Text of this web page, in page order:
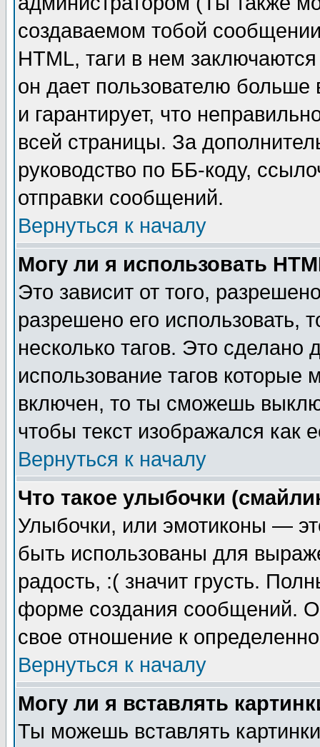
создаваемом тобой
HTML, таги в нем
он дает пользователю
и гарантирует, что
всей страницы. За
руководство по ББ-коду,
отправки сообщений.
Вернуться к началу
Могу ли я использовать
Это зависит от того,
разрешено его использовать,
несколько тагов. Это сделано
использование тагов
включен, то ты сможешь
чтобы текст изображался как
Вернуться к началу
Что такое улыбочки
Улыбочки, или эмотиконы —
быть использованы для
радость, :( значит грусть.
форме создания сообщений.
свое отношение к
Вернуться к началу
Могу ли я вставлять
Ты можешь вставлять